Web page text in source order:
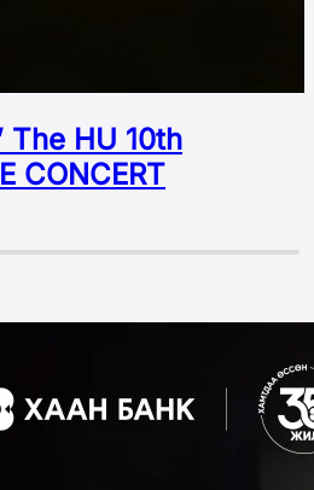
The HU 10th
CONCERT